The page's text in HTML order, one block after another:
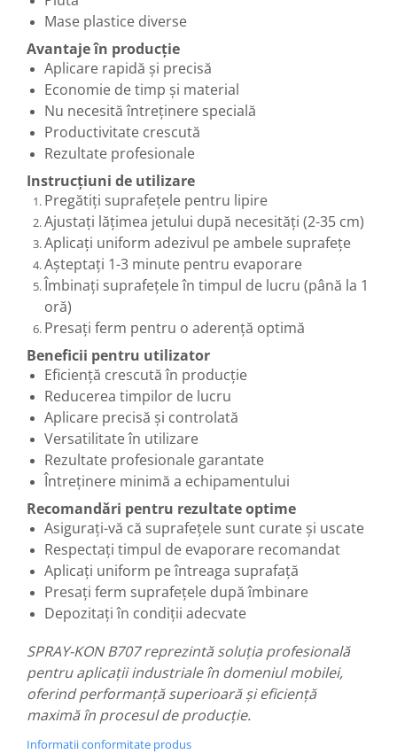
Mase plastice diverse
Avantaje în producție
Aplicare rapidă și precisă
Economie de timp și material
Nu necesită întreținere specială
Productivitate crescută
Rezultate profesionale
Instrucțiuni de utilizare
Pregătiți suprafețele pentru lipire
Ajustați lățimea jetului după necesități (2-35 cm)
Aplicați uniform adezivul pe ambele suprafețe
Așteptați 1-3 minute pentru evaporare
Îmbinați suprafețele în timpul de lucru (până la 1
oră)
Presați ferm pentru o aderență optimă
Beneficii pentru utilizator
Eficiență crescută în producție
Reducerea timpilor de lucru
Aplicare precisă și controlată
Versatilitate în utilizare
Rezultate profesionale garantate
Întreținere minimă a echipamentului
Recomandări pentru rezultate optime
Asigurați-vă că suprafețele sunt curate și uscate
Respectați timpul de evaporare recomandat
Aplicați uniform pe întreaga suprafață
Presați ferm suprafețele după îmbinare
Depozitați în condiții adecvate
SPRAY-KON B707 reprezintă soluția profesională
pentru aplicații industriale în domeniul mobilei,
oferind performanță superioară și eficiență
maximă în procesul de producție.
Informatii conformitate produs